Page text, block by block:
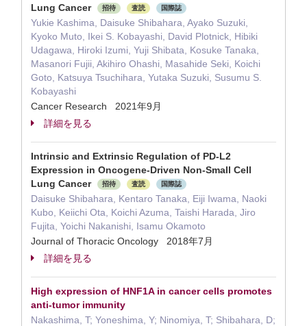
Lung Cancer
招待 査読 国際誌
Yukie Kashima, Daisuke Shibahara, Ayako Suzuki,
Kyoko Muto, Ikei S. Kobayashi, David Plotnick, Hibiki
Udagawa, Hiroki Izumi, Yuji Shibata, Kosuke Tanaka,
Masanori Fujii, Akihiro Ohashi, Masahide Seki, Koichi
Goto, Katsuya Tsuchihara, Yutaka Suzuki, Susumu S.
Kobayashi
Cancer Research 2021年9月
詳細を見る
Intrinsic and Extrinsic Regulation of PD-L2
Expression in Oncogene-Driven Non-Small Cell
Lung Cancer
招待 査読 国際誌
Daisuke Shibahara, Kentaro Tanaka, Eiji Iwama, Naoki
Kubo, Keiichi Ota, Koichi Azuma, Taishi Harada, Jiro
Fujita, Yoichi Nakanishi, Isamu Okamoto
Journal of Thoracic Oncology 2018年7月
詳細を見る
High expression of HNF1A in cancer cells promotes
anti-tumor immunity
Nakashima, T; Yoneshima, Y; Ninomiya, T; Shibahara, D;